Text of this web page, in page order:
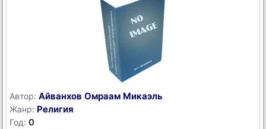
Автор: Айванхов Омраам Микаэль
Жанр: Религия
Год: 0